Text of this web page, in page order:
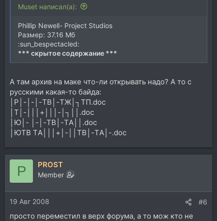
Muset написал(а):
Phillip Newell- Project Studios
Размер: 37.16 Мб
:sun_bespectacled:
*** скрытое содержание ***
А там архив на маке что-ли открывать надо? А то с
русскими какая-то байда:
│Р│-│-│-TВ│-TЖ│┐TП.doc
│Т│-│││+│││-│┐││.doc
│Ю│- │-│-TВ│-TА││.doc
│ЮTВ TА│││+│-││TВ│-TА│-.doc
P PROST
Member
19 Авг 2008 #6
просто переместил в верх форума, а то мож кто не